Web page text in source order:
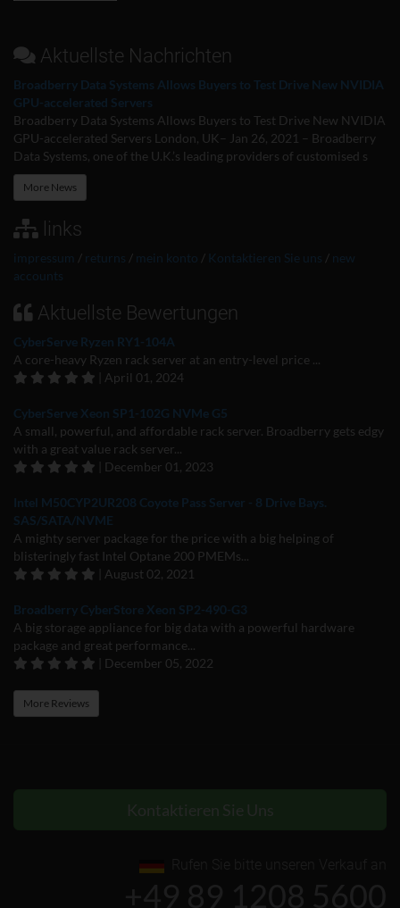
Aktuellste Nachrichten
Broadberry Data Systems Allows Buyers to Test Drive New NVIDIA
GPU-accelerated Servers
Broadberry Data Systems Allows Buyers to Test Drive New NVIDIA
GPU-accelerated Servers London, UK– Jan 26, 2021 – Broadberry
Data Systems, one of the U.K.’s leading providers of customised s
More News
links
impressum / returns / mein konto / Kontaktieren Sie uns / new
accounts
Aktuellste Bewertungen
CyberServe Ryzen RY1-104A
A core-heavy Ryzen rack server at an entry-level price ...
| April 01, 2024
CyberServe Xeon SP1-102G NVMe G5
A small, powerful, and affordable rack server. Broadberry gets edgy
with a great value rack server...
| December 01, 2023
Intel M50CYP2UR208 Coyote Pass Server - 8 Drive Bays.
SAS/SATA/NVME
A mighty server package for the price with a big helping of
blisteringly fast Intel Optane 200 PMEMs...
| August 02, 2021
Broadberry CyberStore Xeon SP2-490-G3
A big storage appliance for big data with a powerful hardware
package and great performance...
| December 05, 2022
More Reviews